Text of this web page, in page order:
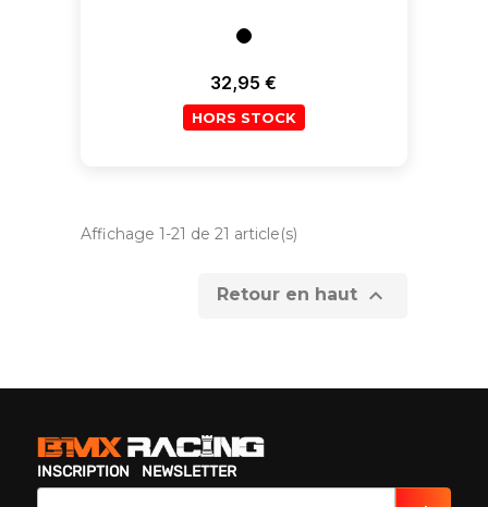
Prix
32,95 €
HORS STOCK
Affichage 1-21 de 21 article(s)
Retour en haut 
INSCRIPTION NEWSLETTER